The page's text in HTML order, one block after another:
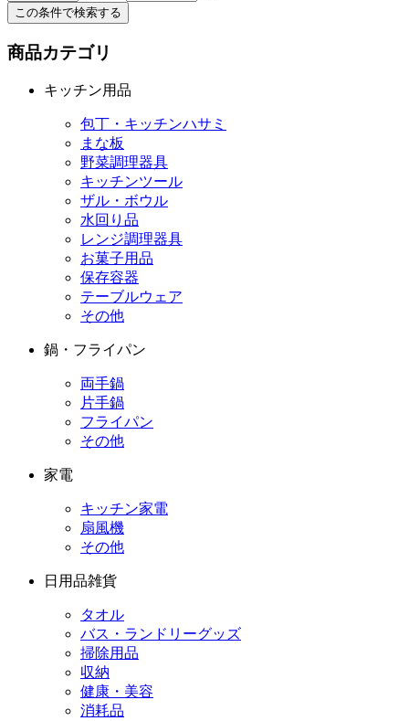
この条件で検索する
商品カテゴリ
キッチン用品
包丁・キッチンハサミ
まな板
野菜調理器具
キッチンツール
ザル・ボウル
水回り品
レンジ調理器具
お菓子用品
保存容器
テーブルウェア
その他
鍋・フライパン
両手鍋
片手鍋
フライパン
その他
家電
キッチン家電
扇風機
その他
日用品雑貨
タオル
バス・ランドリーグッズ
掃除用品
収納
健康・美容
消耗品